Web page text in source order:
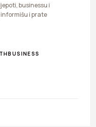
businessu i
i prate
BUSINESS